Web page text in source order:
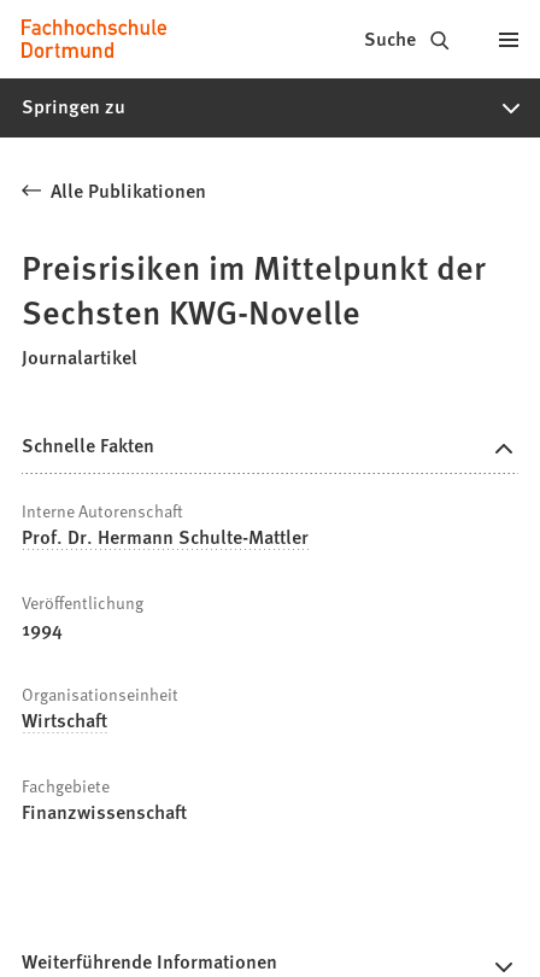
Inhalt anspringen
Fachhochschule
Dortmund
-
Studiengänge,
Bewerbung
Suche
Springen zu
Alle Publikationen
Preisrisiken im Mittelpunkt der
Sechsten KWG-Novelle
Journalartikel
Schnelle Fakten
Interne Autorenschaft
Prof. Dr. Hermann Schulte-Mattler
Veröffentlichung
1994
Organisationseinheit
Wirtschaft
Fachgebiete
Finanzwissenschaft
Weiterführende Informationen